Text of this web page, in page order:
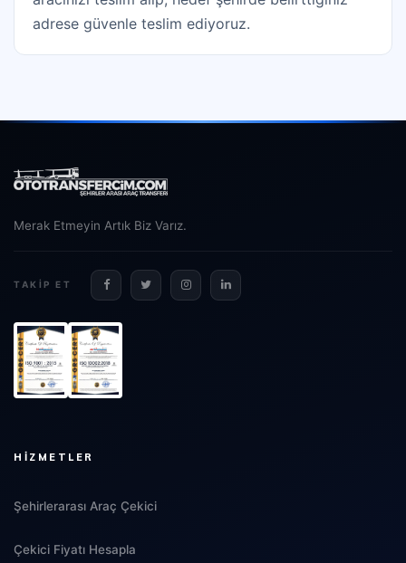
adrese güvenle teslim ediyoruz.
Merak Etmeyin Artık Biz Varız.
TAKIP ET
HIZMETLER
Şehirlerarası Araç Çekici
Çekici Fiyatı Hesapla